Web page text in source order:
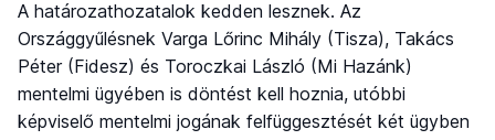
A határozathozatalok kedden lesznek. Az
Országgyűlésnek Varga Lőrinc Mihály (Tisza), Takács
Péter (Fidesz) és Toroczkai László (Mi Hazánk)
mentelmi ügyében is döntést kell hoznia, utóbbi
képviselő mentelmi jogának felfüggesztését két ügyben